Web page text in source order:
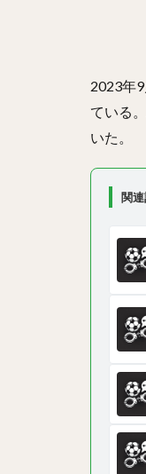
2023年
ている
いた。
関